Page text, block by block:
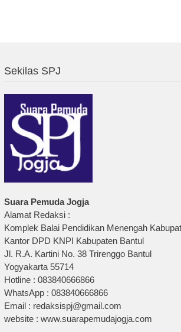
Sekilas SPJ
Suara Pemuda Jogja
Alamat Redaksi :
Komplek Balai Pendidikan Menengah
Kantor DPD KNPI Kabupaten Bantul
Jl. R.A. Kartini No. 38 Trirenggo Bantul
Yogyakarta 55714
Hotline : 083840666866
WhatsApp : 083840666866
Email : redaksispj@gmail.com
website : www.suarapemudajogja.com